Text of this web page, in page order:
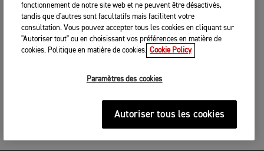
fonctionnement de notre site web et ne peuvent être désactivés,
tandis que d'autres sont facultatifs mais facilitent votre
consultation. Vous pouvez accepter tous les cookies en cliquant sur
"Autoriser tout" ou en choisissant vos préférences en matière de
cookies. Politique en matière de cookies. Cookie Policy
Paramètres des cookies
Autoriser tous les cookies